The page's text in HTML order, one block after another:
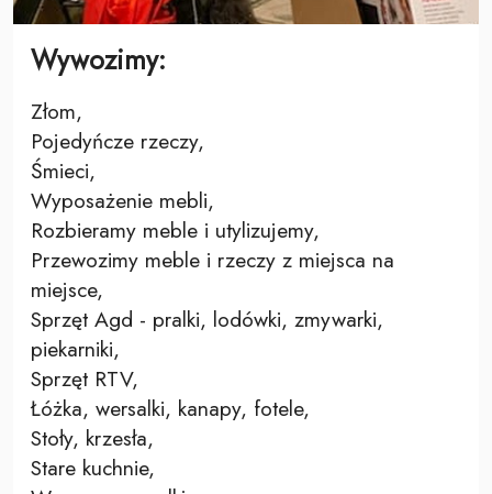
Wywozimy:
Złom,
Pojedyńcze rzeczy,
Śmieci,
Wyposażenie mebli,
Rozbieramy meble i utylizujemy,
Przewozimy meble i rzeczy z miejsca na
miejsce,
Sprzęt Agd - pralki, lodówki, zmywarki,
piekarniki,
Sprzęt RTV,
Łóżka, wersalki, kanapy, fotele,
Stoły, krzesła,
Stare kuchnie,